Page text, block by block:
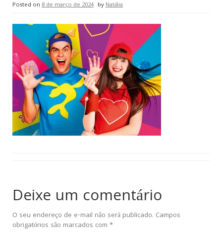
Posted on 8 de março de 2024 byNatália
Deixe um comentário
O seu endereço de e-mail não será publicado. Campos
obrigatórios são marcados com *